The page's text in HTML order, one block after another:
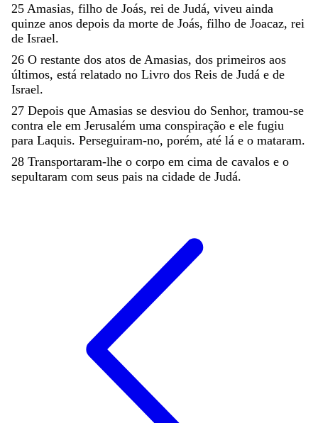
25 Amasias, filho de Joás, rei de Judá, viveu ainda
quinze anos depois da morte de Joás, filho de Joacaz, rei
de Israel.
26 O restante dos atos de Amasias, dos primeiros aos
últimos, está relatado no Livro dos Reis de Judá e de
Israel.
27 Depois que Amasias se desviou do Senhor, tramou-se
contra ele em Jerusalém uma conspiração e ele fugiu
para Laquis. Perseguiram-no, porém, até lá e o mataram.
28 Transportaram-lhe o corpo em cima de cavalos e o
sepultaram com seus pais na cidade de Judá.